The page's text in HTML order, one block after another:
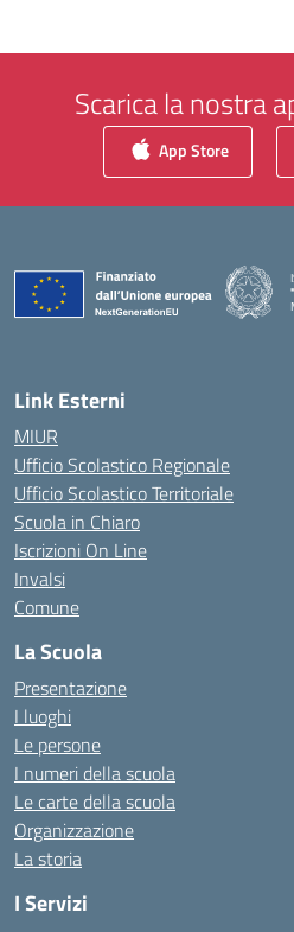
Scarica la nostra
App Store
Link Esterni
MIUR
Ufficio Scolastico Regionale
Ufficio Scolastico Territoriale
Scuola in Chiaro
Iscrizioni On Line
Invalsi
Comune
La Scuola
Presentazione
I luoghi
Le persone
I numeri della scuola
Le carte della scuola
Organizzazione
La storia
I Servizi